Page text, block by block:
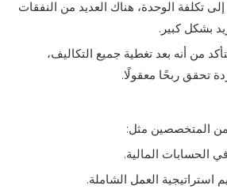
إلى تكلفة الوحدة، هناك العديد من النفقات
بشكل كبير.
من أنه بعد تغطية جميع التكاليف،
تحقق ربحًا معقولًا.
المتخصصين مثل:
الحسابات المالية.
استراتيجية العمل الشاملة.